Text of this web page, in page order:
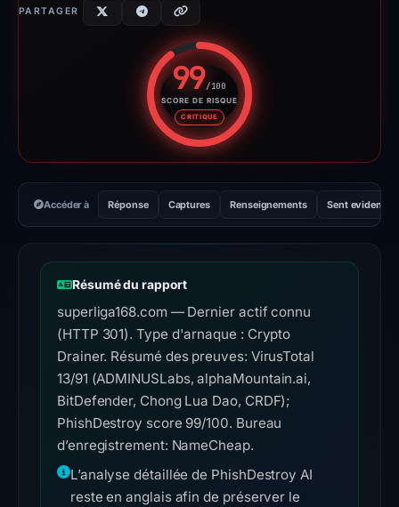
PARTAGER
99/100
SCORE DE RISQUE
CRITIQUE
Score de risque : 99 sur
Accéder à Réponse Captures Renseignements Sent evidence
Résumé du rapport
superliga168.com — Dernier actif connu
(HTTP 301). Type d'arnaque : Crypto
Drainer. Résumé des preuves: VirusTotal
13/91 (ADMINUSLabs, alphaMountain.ai,
BitDefender, Chong Lua Dao, CRDF);
PhishDestroy score 99/100. Bureau
d’enregistrement: NameCheap.
L’analyse détaillée de PhishDestroy AI
reste en anglais afin de préserver le